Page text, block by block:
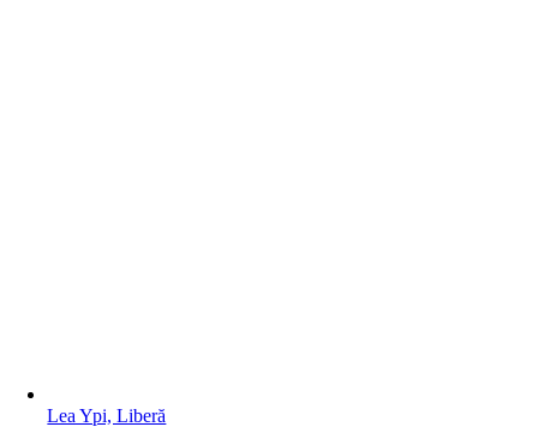
Lea Ypi, Liberă